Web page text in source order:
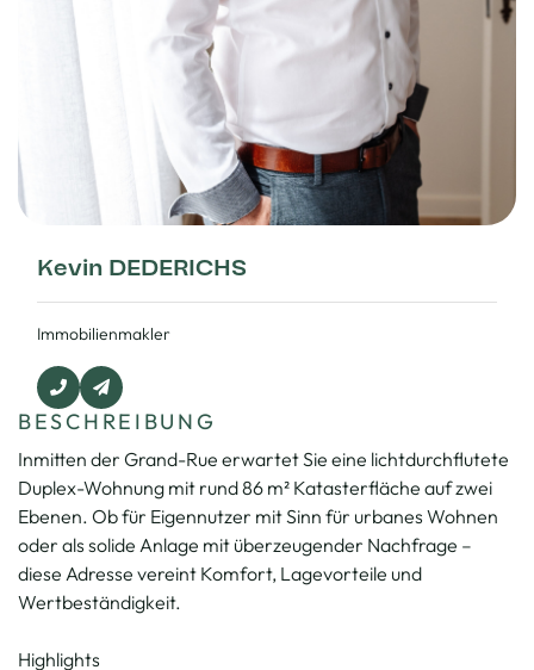
BESCHREIBUNG
Inmitten der Grand-Rue erwartet Sie eine lichtdurchflutete
Duplex-Wohnung mit rund 86 m² Katasterfläche auf zwei
Ebenen. Ob für Eigennutzer mit Sinn für urbanes Wohnen
oder als solide Anlage mit überzeugender Nachfrage –
diese Adresse vereint Komfort, Lagevorteile und
Wertbeständigkeit.
Highlights
Kevin DEDERICHS
Immobilienmakler